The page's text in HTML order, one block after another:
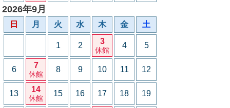
2026年9月
日 月 火 水 木 金 土
1 2 3
休館
4 5
6 7
休館
8 9 10 11 12
13 14
休館
15 16 17 18 19